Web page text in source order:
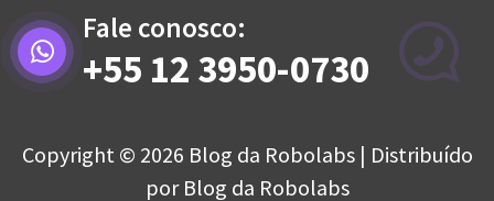
Fale conosco:
+55 12 3950-0730
Copyright © 2026 Blog da Robolabs | Distribuído
por Blog da Robolabs